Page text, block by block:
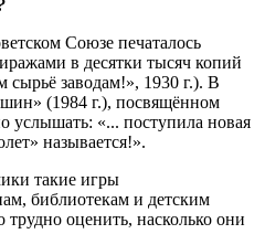
Союзе печаталось
в десятки тысяч копий
заводам!», 1930 г.). В
(1984 г.), посвящённом
услышать: «... поступила новая
называется!».
такие игры
библиотекам и детским
оценить, насколько они